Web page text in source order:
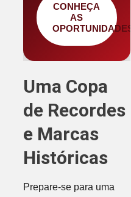
CONHEÇA
AS
OPORTUNIDADES
Uma Copa
de Recordes
e Marcas
Históricas
Prepare-se para uma